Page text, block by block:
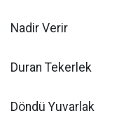
Nadir Verir
Duran Tekerlek
Döndü Yuvarlak